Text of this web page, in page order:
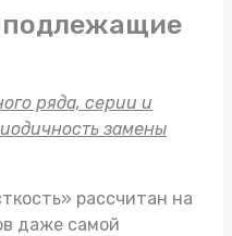
подлежащие
ряда, серии и
замены
рассчитан на
даже самой